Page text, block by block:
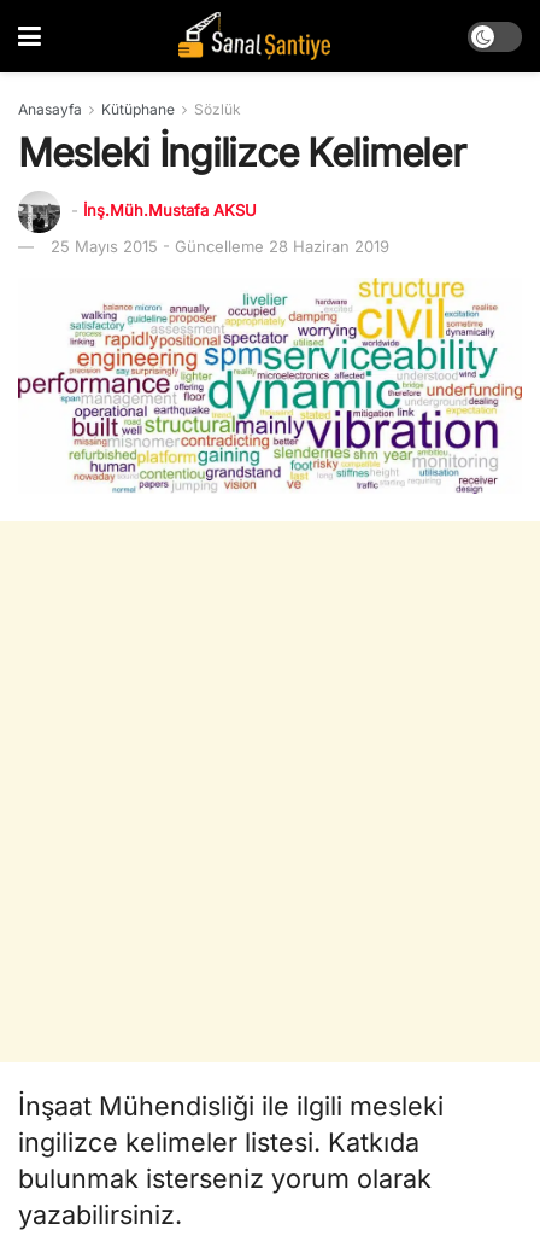
Anasayfa Kütüphane Sözlük
Mesleki İngilizce Kelimeler
- İnş.Müh.Mustafa AKSU
25 Mayıs 2015 - Güncelleme 28 Haziran 2019
İnşaat Mühendisliği ile ilgili mesleki
ingilizce kelimeler listesi. Katkıda
bulunmak isterseniz yorum olarak
yazabilirsiniz.